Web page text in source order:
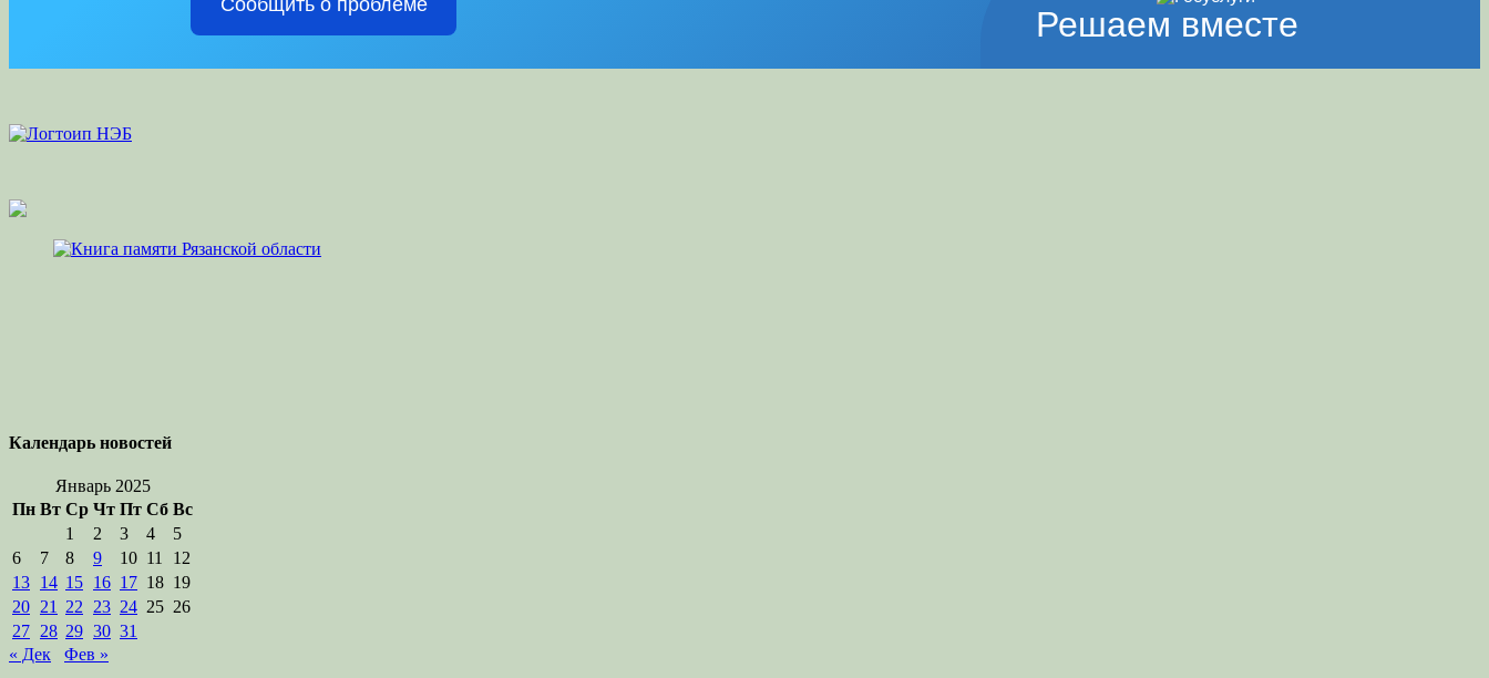
Решаем вместе
Календарь новостей
Январь 2025
Пн Вт Ср Чт Пт Сб Вс
1
2 3 4
5
6
7 8 9 10 11
12
13 14 15 16 17 18 19
20 21 22 23 24 25 26
27 28 29 30 31
« Дек
Фев »